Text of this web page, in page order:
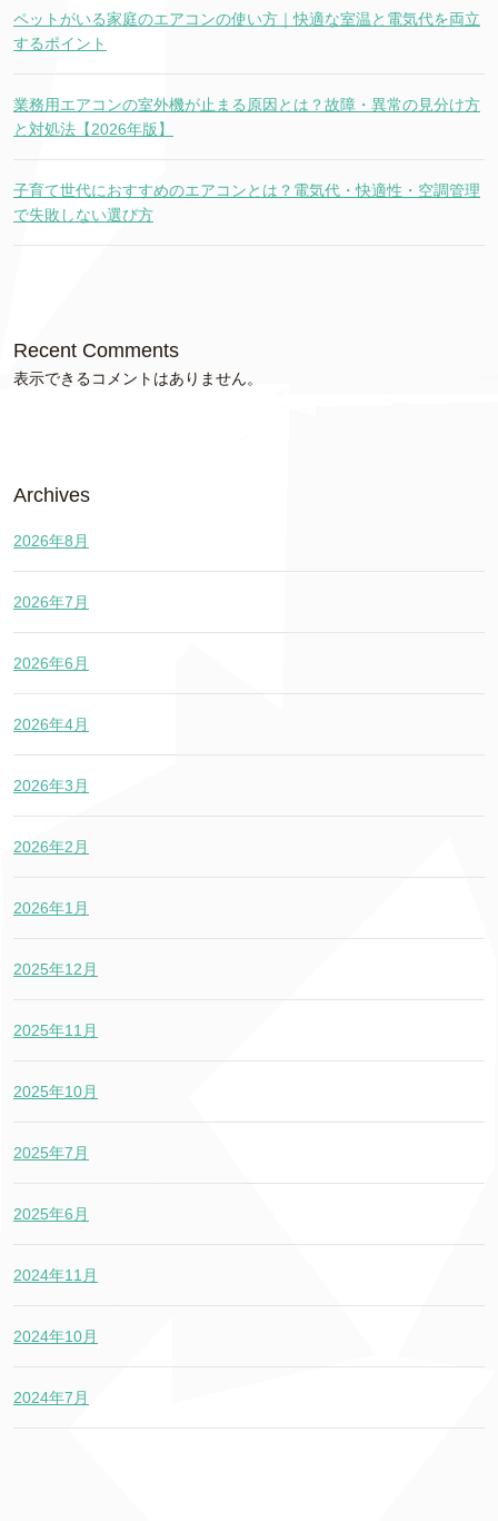
ペットがいる家庭のエアコンの使い方｜快適な室温と電気代を両立
するポイント
業務用エアコンの室外機が止まる原因とは？故障・異常の見分け方
と対処法【2026年版】
子育て世代におすすめのエアコンとは？電気代・快適性・空調管理
で失敗しない選び方
Recent Comments
表示できるコメントはありません。
Archives
2026年8月
2026年7月
2026年6月
2026年4月
2026年3月
2026年2月
2026年1月
2025年12月
2025年11月
2025年10月
2025年7月
2025年6月
2024年11月
2024年10月
2024年7月